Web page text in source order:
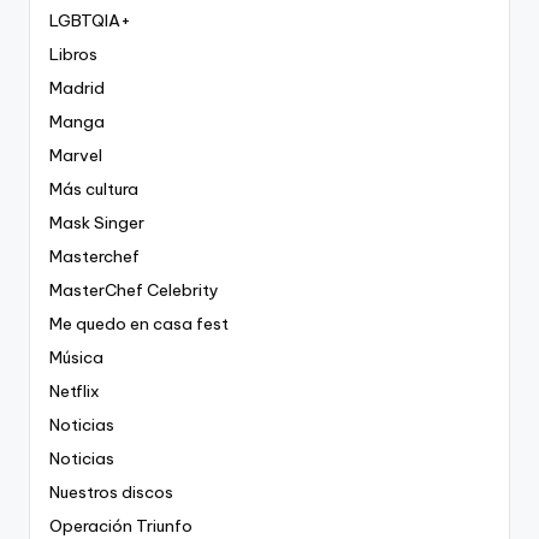
LGBTQIA+
Libros
Madrid
Manga
Marvel
Más cultura
Mask Singer
Masterchef
MasterChef Celebrity
Me quedo en casa fest
Música
Netflix
Noticias
Noticias
Nuestros discos
Operación Triunfo